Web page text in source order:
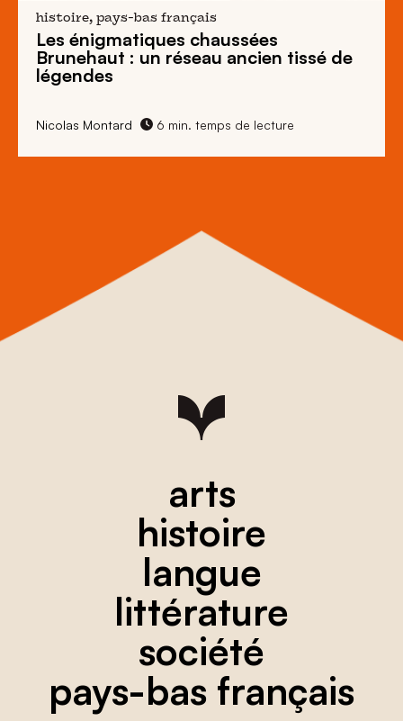
histoire, pays-bas français
Les énigmatiques chaussées
Brunehaut : un réseau ancien tissé de
légendes
Nicolas Montard 6 min. temps de lecture
arts
histoire
langue
littérature
société
pays-bas français